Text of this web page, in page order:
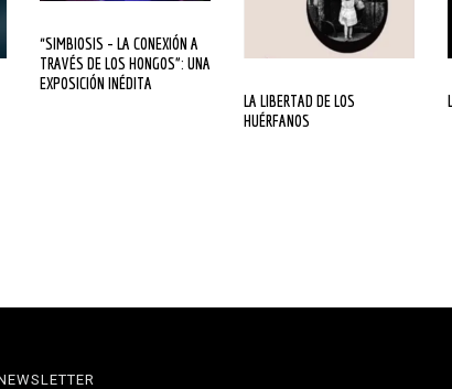
“SIMBIOSIS – LA CONEXIÓN A
TRAVÉS DE LOS HONGOS”: UNA
EXPOSICIÓN INÉDITA
LA LIBERTAD DE LOS
HUÉRFANOS
NEWSLETTER